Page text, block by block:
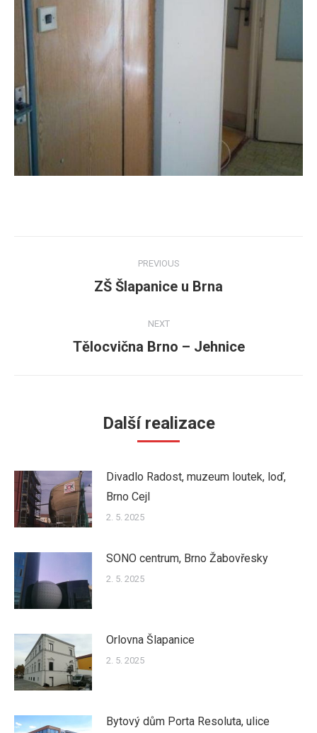
navigation
PREVIOUS
Previous
ZŠ Šlapanice u Brna
NEXT
Next
Tělocvična Brno – Jehnice
Další realizace
Divadlo Radost, muzeum loutek, loď,
Brno Cejl
2. 5. 2025
SONO centrum, Brno Žabovřesky
2. 5. 2025
Orlovna Šlapanice
2. 5. 2025
Bytový dům Porta Resoluta, ulice